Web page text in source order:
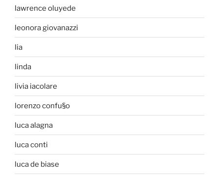
lawrence oluyede
leonora giovanazzi
lia
linda
livia iacolare
lorenzo confu§o
luca alagna
luca conti
luca de biase